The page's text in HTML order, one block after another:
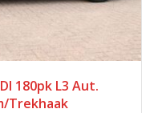
180pk L3 Aut.
Trekhaak